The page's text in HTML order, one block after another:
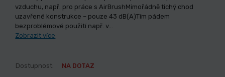
vzduchu, např. pro práce s AirBrushMimořádně tichý chod
uzavřené konstrukce – pouze 43 dB(A)Tím pádem
bezproblémové použití např. v…
Zobrazit více
Dostupnost: NA DOTAZ